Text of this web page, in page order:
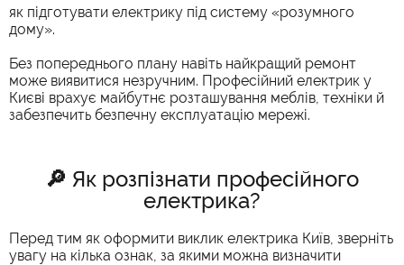
як підготувати електрику під систему «розумного
дому».
Без попереднього плану навіть найкращий ремонт
може виявитися незручним. Професійний електрик у
Києві врахує майбутнє розташування меблів, техніки й
забезпечить безпечну експлуатацію мережі.
🔎 Як розпізнати професійного
електрика?
Перед тим як оформити виклик електрика Київ, зверніть
увагу на кілька ознак, за якими можна визначити